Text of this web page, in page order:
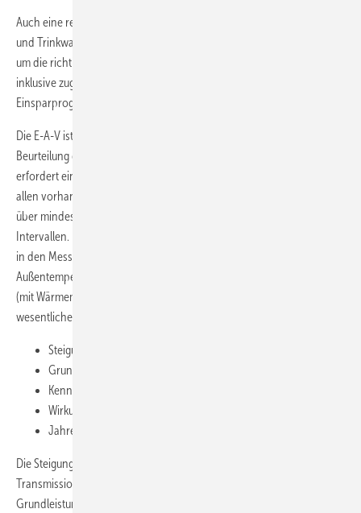
Auch eine realistische Unterteilung der Wärmemengen für Heizwärme
und Trinkwassererwärmung ist bei der Bestandsanalyse unabdingbar,
um die richtige Dimensionierung der KWK und der Wärmenetze
inklusive zugehöriger Wärmeübertrager und eine zuverlässige
Einsparprognose zu gewährleisten.
Die E-A-V ist ein verbrauchsbasiertes Bewertungsverfahren zur
Beurteilung der Qualität von Gebäudehülle und Anlagentechnik. Sie
erfordert eine kontinuierliche Erfassung von Verbrauchswerten an
allen vorhandenen (gegebenenfalls nachzurüstenden) Messstellen
über mindestens ein Jahr mit monatlichen (besser wöchentlichen)
Intervallen. Durch grafische Gegenüberstellung der mittleren Leistung
in den Messzeiträumen über der jeweiligen mittleren
Außentemperatur für ein untersuchtes Gebäude in Hannover
(mit Wärmemengenzähler direkt hinter dem Kessel) lassen sich
wesent­liche Kennwerte ableiten:
Steigung H als Wärmeverlustkoeffizient
Grundleistung
Kennwerte der Wärmeerzeugerzentrale:
Wirkungsgrad und Bereitschaftsverlust
Jahresnutzungsgrad
Die Steigung H entspricht im Wesentlichen der Summe aus
Transmissions- (H
Grundleistung wird im Regelfall durch Nutzen und Verluste der